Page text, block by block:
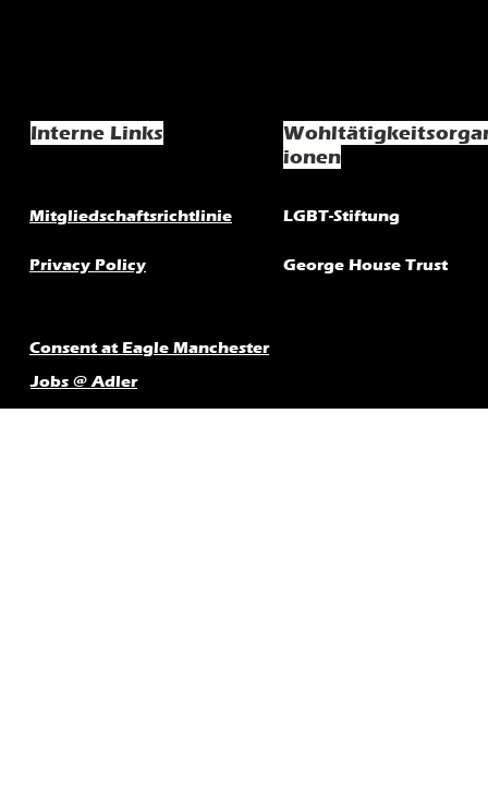
Interne Links
ionen
Mitgliedschaftsrichtlinie LGBT-Stiftung
Privacy Policy George House Trust
Consent at Eagle Manchester
Jobs @ Adler